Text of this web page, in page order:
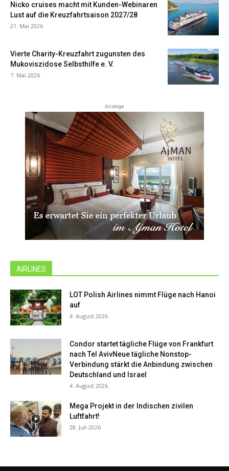
Nicko cruises macht mit Kunden-Webinaren
Lust auf die Kreuzfahrtsaison 2027/28
21. Mai 2026
Vierte Charity-Kreuzfahrt zugunsten des
Mukoviszidose Selbsthilfe e. V.
7. Mai 2026
Anzeige
AIRLINES
LOT Polish Airlines nimmt Flüge nach Hanoi
auf
4. August 2026
Condor startet tägliche Flüge von Frankfurt
nach Tel AvivNeue tägliche Nonstop-
Verbindung stärkt die Anbindung zwischen
Deutschland und Israel
4. August 2026
Mega Projekt in der Indischen zivilen
Luftfahrt!
28. Juli 2026